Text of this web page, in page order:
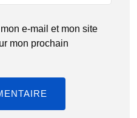
e-mail et mon site
mon prochain